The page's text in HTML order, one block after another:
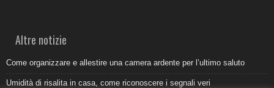
Altre notizie
Come organizzare e allestire una camera ardente per l’ultimo saluto
Umidità di risalita in casa, come riconoscere i segnali veri